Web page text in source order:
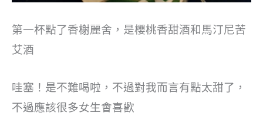
第一杯點了香榭麗舍，是櫻桃香甜酒和馬汀尼苦
艾酒
哇塞！是不難喝啦，不過對我而言有點太甜了，
不過應該很多女生會喜歡